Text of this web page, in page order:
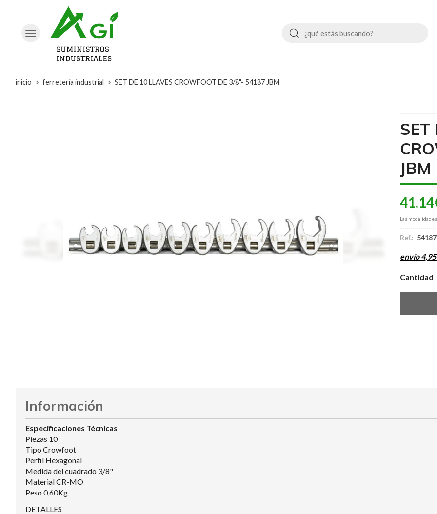
Buscar
inicio ferretería industrial SET DE 10 LLAVES CROWFOOT DE 3/8"- 54187 JBM
SET
JBM
41,14
Las
Ref.: 54187
envío4,95
Cantidad
Información
Especificaciones Técnicas
Piezas 10
Tipo Crowfoot
Perfil Hexagonal
Medida del cuadrado 3/8"
Material CR-MO
Peso 0,60Kg
DETALLES